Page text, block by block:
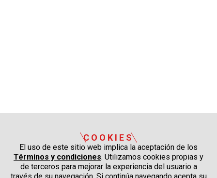
COOKIES
El uso de este sitio web implica la aceptación de los
Términos y condiciones. Utilizamos cookies propias y
de terceros para mejorar la experiencia del usuario a